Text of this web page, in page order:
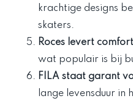
krachtige designs
skaters.
Roces levert
wat populair is bij
FILA staat garant
lange levensduur in